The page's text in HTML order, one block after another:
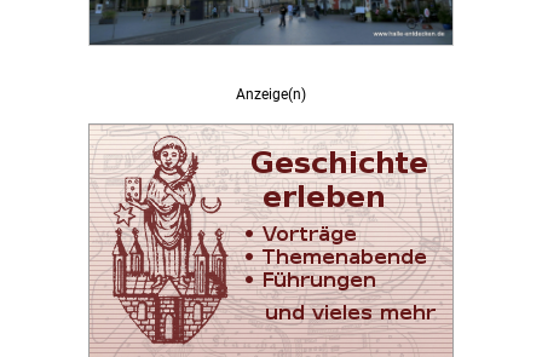
Anzeige(n)